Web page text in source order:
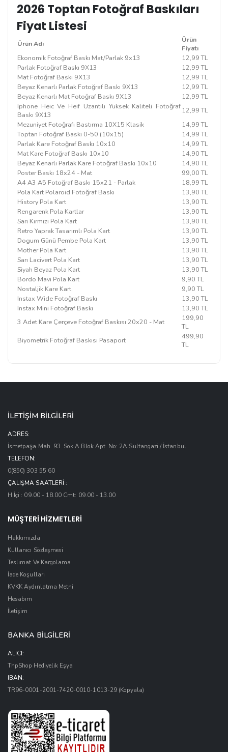
2026 Toptan Fotoğraf Baskıları
Fiyat Listesi
Ürün Adı
Ürün
Fiyatı
Ekonomik Fotoğraf Baskı Mat/Parlak 9x13
12,99 TL
Parlak Fotoğraf Baskı 9X13
12,99 TL
Mat Fotoğraf Baskı 9X13
12,99 TL
Beyaz Kenarlı Parlak Fotoğraf Baskı 9X13
12,99 TL
Beyaz Kenarlı Mat Fotoğraf Baskı 9X13
12,99 TL
Iphone Heic Ve Heif Uzantılı Yuksek Kaliteli Fotoğraf
Baskı 9X13
12,99 TL
Mezuniyet Fotoğrafı Bastırma 10X15 Klasik
14,99 TL
Toptan Fotoğraf Baskı 0-50 (10x15)
14,99 TL
Parlak Kare Fotoğraf Baskı 10x10
14,99 TL
Mat Kare Fotoğraf Baskı 10x10
14,90 TL
Beyaz Kenarlı Parlak Kare Fotoğraf Baskı 10x10
14,90 TL
Poster Baskı 18x24 - Mat
99,00 TL
A4 A3 A5 Fotoğraf Baskı 15x21 - Parlak
18,99 TL
Pola Kart Polaroid Fotoğraf Baskı
13,90 TL
History Pola Kart
13,90 TL
Rengarenk Pola Kartlar
13,90 TL
Sarı Kırmızı Pola Kart
13,90 TL
Retro Yaprak Tasarımlı Pola Kart
13,90 TL
Dogum Günü Pembe Pola Kart
13,90 TL
Mother Pola Kart
13,90 TL
Sarı Lacivert Pola Kart
13,90 TL
Siyah Beyaz Pola Kart
13,90 TL
Bordo Mavi Pola Kart
9,90 TL
Nostaljik Kare Kart
9,90 TL
Instax Wide Fotoğraf Baskı
13,90 TL
Instax Mini Fotoğraf Baskı
13,90 TL
3 Adet Kare Çerçeve Fotoğraf Baskısı 20x20 - Mat
199,90
TL
Biyometrik Fotoğraf Baskısı Pasaport
499,90
TL
İLETİŞİM BİLGİLERİ
ADRES:
İsmetpaşa Mah. 93. Sok A Blok Apt. No: 2A Sultangazi / İstanbul
TELEFON:
0(850) 303 55 60
ÇALIŞMA SAATLERI :
H.İçi : 09.00 - 18.00 Cmt: 09.00 - 13.00
MÜŞTERİ HİZMETLERİ
Hakkımızda
Kullanıcı Sözleşmesi
Teslimat Ve Kargolama
İade Koşulları
KVKK Aydınlatma Metni
Hesabım
İletişim
BANKA BİLGİLERİ
ALICI:
ThpShop Hediyelik Eşya
IBAN:
TR96-0001-2001-7420-0010-1013-29(Kopyala)